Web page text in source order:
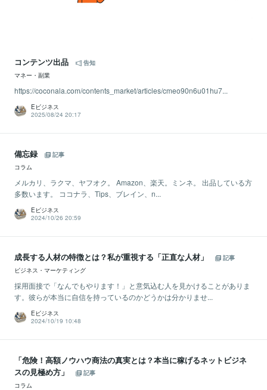
コンテンツ出品
告知
マネー・副業
https://coconala.com/contents_market/articles/cmeo90n6u01hu7...
Eビジネス
2025/08/24 20:17
備忘録
記事
コラム
メルカリ、ラクマ、ヤフオク。 Amazon、楽天。ミンネ。 出品している方
多数います。 ココナラ、Tips、ブレイン、n...
Eビジネス
2024/10/26 20:59
成長する人材の特徴とは？私が重視する「正直な人材」
記事
ビジネス・マーケティング
採用面接で「なんでもやります！」と意気込む人を見かけることがありま
す。彼らが本当に自信を持っているのかどうかは分かりませ...
Eビジネス
2024/10/19 10:48
「危険！高額ノウハウ商法の真実とは？本当に稼げるネットビジネ
スの見極め方」
記事
コラム